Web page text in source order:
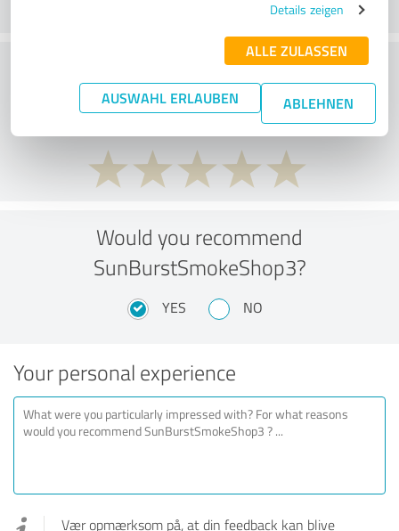
Details zeigen
ALLE ZULASSEN
AUSWAHL ERLAUBEN ABLEHNEN
What do you think of the price to
performance ratio?
Would you recommend
SunBurstSmokeShop3?
YES NO
Your personal experience
Vær opmærksom på, at din feedback kan blive